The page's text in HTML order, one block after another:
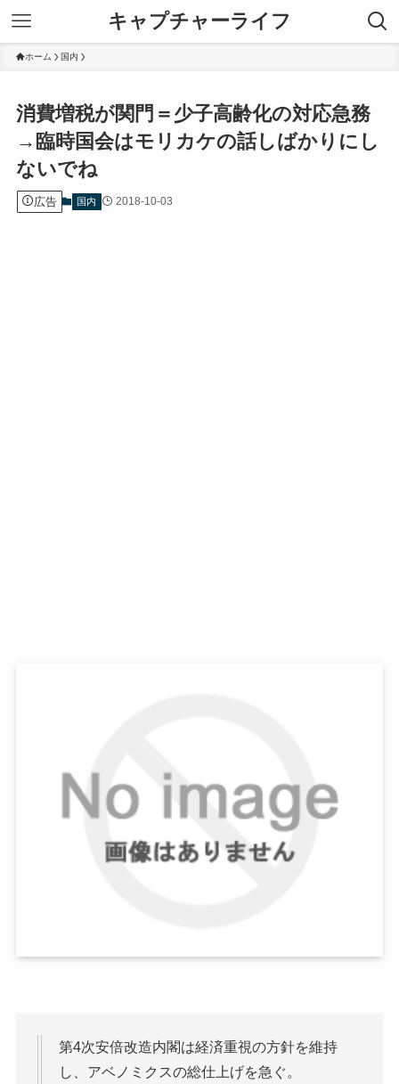
キャプチャーライフ
ホーム 国内
消費増税が関門＝少子高齢化の対応急務
→臨時国会はモリカケの話しばかりにし
ないでね
広告 国内 2018-10-03
第4次安倍改造内閣は経済重視の方針を維持
し、アベノミクスの総仕上げを急ぐ。